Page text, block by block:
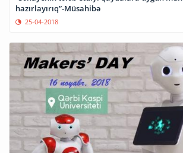
hazırlayırıq”-Müsahibə
25-04-2018